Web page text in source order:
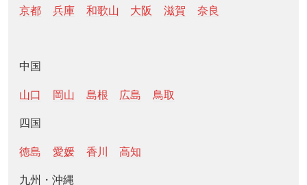
京都 兵庫 和歌山 大阪 滋賀 奈良
中国
山口 岡山 島根 広島 鳥取
四国
徳島 愛媛 香川 高知
九州・沖縄